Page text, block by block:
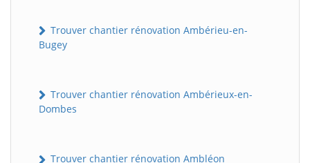
Trouver chantier rénovation Ambérieu-en-
Bugey
Trouver chantier rénovation Ambérieux-en-
Dombes
Trouver chantier rénovation Ambléon